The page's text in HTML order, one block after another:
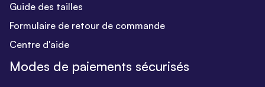
Guide des tailles
Formulaire de retour de commande
Centre d'aide
Modes de paiements sécurisés